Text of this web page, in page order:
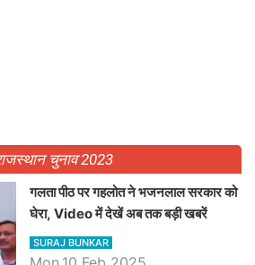
चुनाव 2023
गलता पीठ पर गहलोत ने भजनलाल सरकार को
घेरा, Video में देखें अब तक बड़ी खबरें
SURAJ BUNKAR